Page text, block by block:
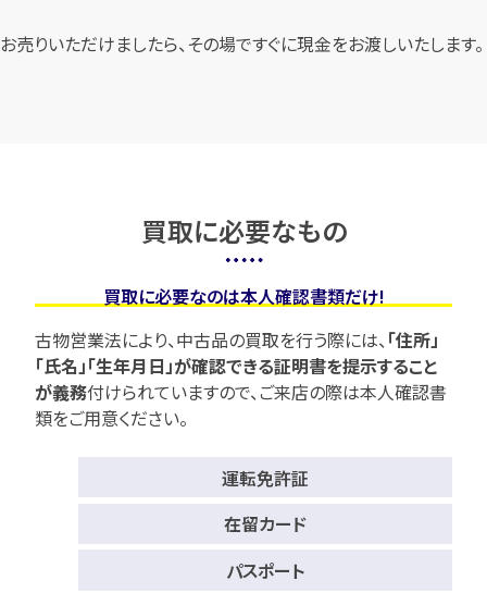
お売りいただけましたら、その場ですぐに現金をお渡しいたします。
買取に必要なもの
買取に必要なのは本人確認書類だけ!
古物営業法により、中古品の買取を行う際には、「住所」
「氏名」「生年月日」が確認できる証明書を提示すること
が義務付けられていますので、ご来店の際は本人確認書
類をご用意ください。
運転免許証
在留カード
パスポート